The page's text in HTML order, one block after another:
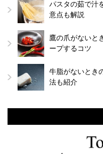
パスタの茹で汁
意点も解説
鷹の爪がないと
ープするコツ
牛脂がないとき
法も紹介